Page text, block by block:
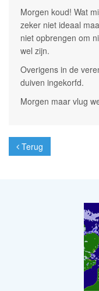
Morgen koud! Wat
zeker niet ideaal
niet opbrengen om
wel zijn.
Overigens in de
duiven ingekorfd.
Morgen maar vlug
Terug